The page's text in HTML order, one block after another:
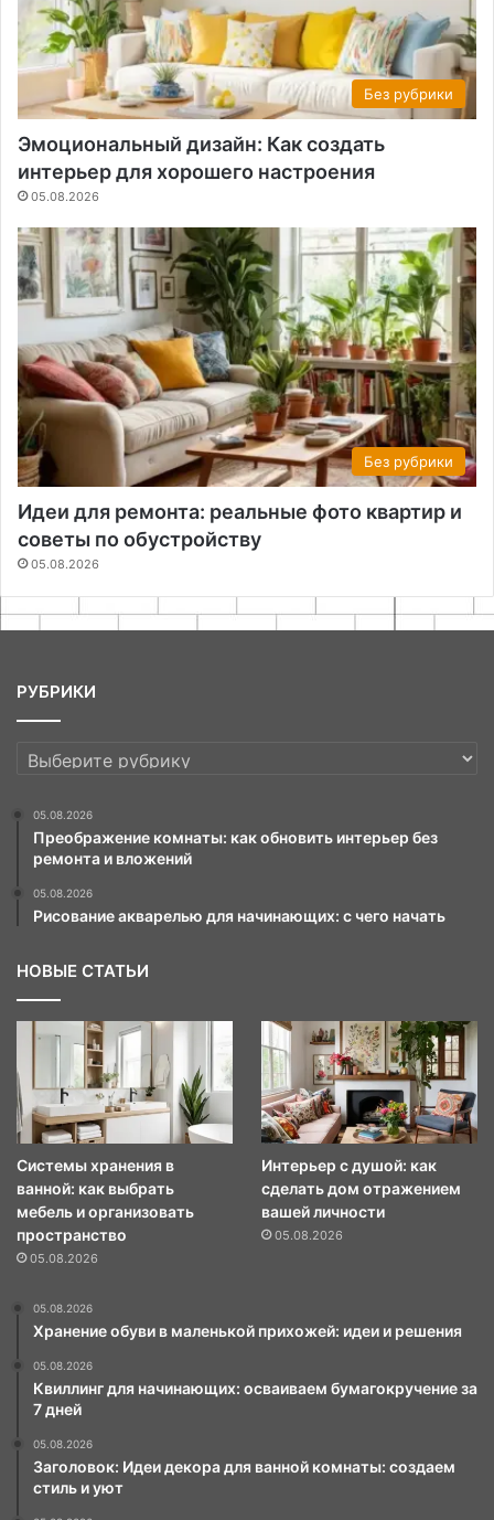
Без рубрики
Эмоциональный дизайн: Как создать
интерьер для хорошего настроения
05.08.2026
Без рубрики
Идеи для ремонта: реальные фото квартир и
советы по обустройству
05.08.2026
РУБРИКИ
РУБРИКИ
05.08.2026
Преображение комнаты: как обновить интерьер без
ремонта и вложений
05.08.2026
Рисование акварелью для начинающих: с чего начать
НОВЫЕ СТАТЬИ
Системы хранения в
ванной: как выбрать
мебель и организовать
пространство
05.08.2026
Интерьер с душой: как
сделать дом отражением
вашей личности
05.08.2026
05.08.2026
Хранение обуви в маленькой прихожей: идеи и решения
05.08.2026
Квиллинг для начинающих: осваиваем бумагокручение за
7 дней
05.08.2026
Заголовок: Идеи декора для ванной комнаты: создаем
стиль и уют